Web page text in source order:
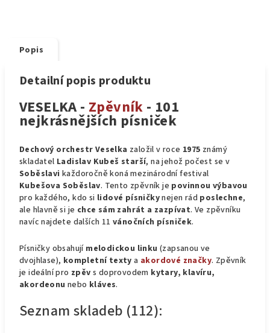
Popis
Detailní popis produktu
VESELKA - Zpěvník - 101
nejkrásnějších písniček
Dechový orchestr Veselka založil v roce 1975 známý
skladatel Ladislav Kubeš starší, na jehož počest se v
Soběslavi každoročně koná mezinárodní festival
Kubešova Soběslav. Tento zpěvník je povinnou výbavou
pro každého, kdo si lidové písničkynejen rád poslechne,
ale hlavně si je chce sám zahrát a zazpívat. Ve zpěvníku
navíc najdete dalších 11 vánočních písniček.
Písničky obsahují melodickou linku (zapsanou ve
dvojhlase), kompletní texty a akordové značky. Zpěvník
je ideální pro zpěv s doprovodem kytary, klavíru,
akordeonu nebo kláves.
Seznam skladeb (112):